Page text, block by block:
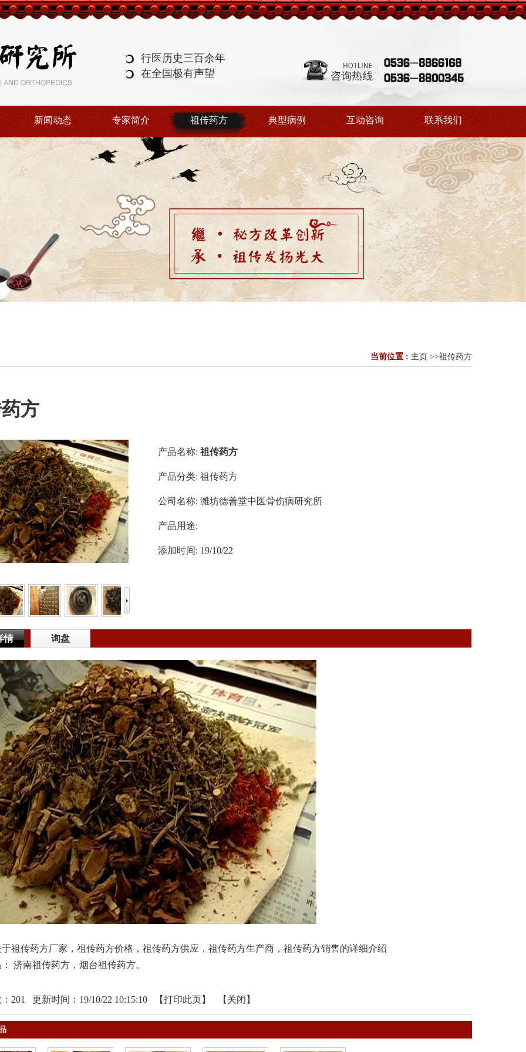
行医历史三百余年
在全国极有声望
新闻动态 专家简介 祖传药方 典型病例 互动咨询 联系我们
当前位置 : 主页 >>祖传药方
方
产品名称: 祖传药方
产品分类: 祖传药方
公司名称: 潍坊德善堂中医骨伤病研究所
产品用途:
添加时间: 19/10/22
情 询盘
祖传药方厂家，祖传药方价格，祖传药方供应，祖传药方生产商，祖传药方销售的详细介绍
济南祖传药方 ， 烟台祖传药方。
201 更新时间：19/10/22 10:15:10 【打印此页】 【 关闭 】